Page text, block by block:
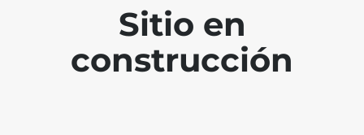
Sitio en
construcción